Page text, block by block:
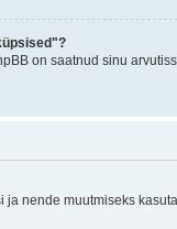
on saatnud sinu
ja nende muutmiseks kasuta